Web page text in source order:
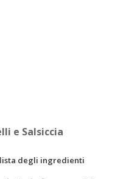
e Salsiccia
degli ingredienti